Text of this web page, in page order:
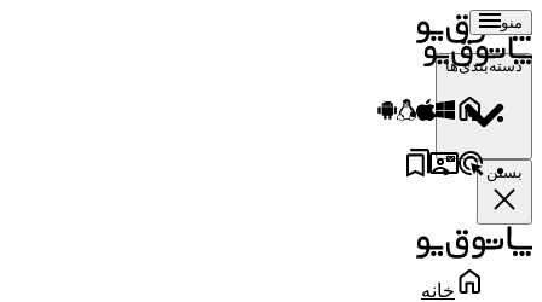
منو
دسته‌بندی‌ها
بستن
خانه